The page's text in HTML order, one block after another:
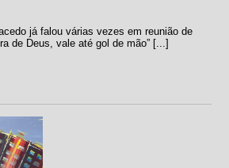
já falou várias vezes em reunião de
de Deus, vale até gol de mão” [...]